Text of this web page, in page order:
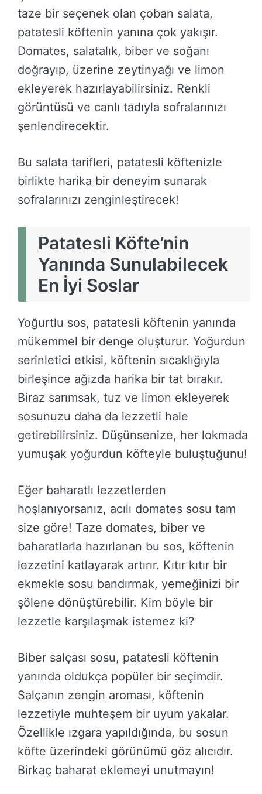
taze bir seçenek olan çoban salata,
patatesli köftenin yanına çok yakışır.
Domates, salatalık, biber ve soğanı
doğrayıp, üzerine zeytinyağı ve limon
ekleyerek hazırlayabilirsiniz. Renkli
görüntüsü ve canlı tadıyla sofralarınızı
şenlendirecektir.
Bu salata tarifleri, patatesli köftenizle
birlikte harika bir deneyim sunarak
sofralarınızı zenginleştirecek!
Patatesli Köfte’nin
Yanında Sunulabilecek
En İyi Soslar
Yoğurtlu sos, patatesli köftenin yanında
mükemmel bir denge oluşturur. Yoğurdun
serinletici etkisi, köftenin sıcaklığıyla
birleşince ağızda harika bir tat bırakır.
Biraz sarımsak, tuz ve limon ekleyerek
sosunuzu daha da lezzetli hale
getirebilirsiniz. Düşünsenize, her lokmada
yumuşak yoğurdun köfteyle buluştuğunu!
Eğer baharatlı lezzetlerden
hoşlanıyorsanız, acılı domates sosu tam
size göre! Taze domates, biber ve
baharatlarla hazırlanan bu sos, köftenin
lezzetini katlayarak artırır. Kıtır kıtır bir
ekmekle sosu bandırmak, yemeğinizi bir
şölene dönüştürebilir. Kim böyle bir
lezzetle karşılaşmak istemez ki?
Biber salçası sosu, patatesli köftenin
yanında oldukça popüler bir seçimdir.
Salçanın zengin aroması, köftenin
lezzetiyle muhteşem bir uyum yakalar.
Özellikle ızgara yapıldığında, bu sosun
köfte üzerindeki görünümü göz alıcıdır.
Birkaç baharat eklemeyi unutmayın!